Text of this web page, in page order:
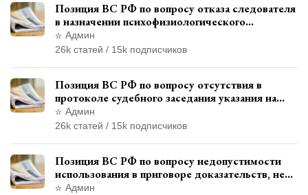
Позиция ВС РФ по вопросу отказа следователя
в назначении психофизиологического
исследования показаний обвиняемой с
использованием полиграфа
Админ
26k статей / 15k подписчиков
Позиция ВС РФ по вопросу отсутствия в
протоколе судебного заседания указания на
возможность выступления в прениях сторон
при наличии аудиозаписи
Админ
26k статей / 15k подписчиков
Позиция ВС РФ по вопросу недопустимости
использования в приговоре доказательств, не
исследованных в судебном заседании
Админ